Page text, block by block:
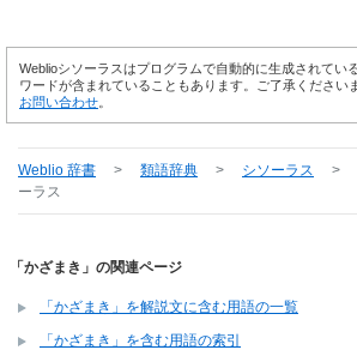
Weblioシソーラスはプログラムで自動的に生成されてい
ワードが含まれていることもあります。ご了承ください
お問い合わせ
Weblio 辞書 > 類語辞典 > シソーラス >
ーラス
「かざまき」の関連ページ
「かざまき」を解説文に含む用語の一覧
「かざまき」を含む用語の索引